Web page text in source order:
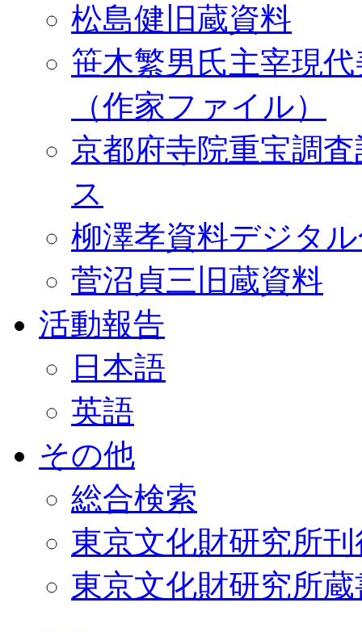
松島健旧蔵資料
笹木繁男氏主宰現
（作家ファイル）
京都府寺院重宝調
ス
柳澤孝資料デジタ
菅沼貞三旧蔵資料
活動報告
日本語
英語
その他
総合検索
東京文化財研究所
東京文化財研究所